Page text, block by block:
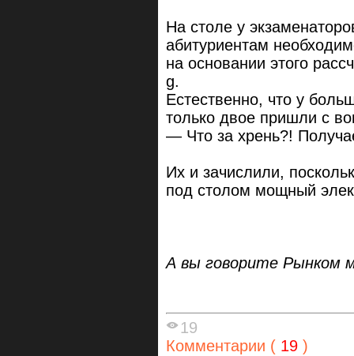
На столе у
абитуриентам
на основании этого
g.
Естественно, что у
только двое пришли с
— Что за хрень?!
Их и зачислили,
под столом мощный
А вы говорите Рынком
19
Комментарии ( 19 )